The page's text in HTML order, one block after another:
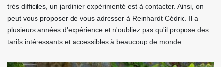
très difficiles, un jardinier expérimenté est à contacter. Ainsi, on
peut vous proposer de vous adresser à Reinhardt Cédric. Il a
plusieurs années d'expérience et n'oubliez pas qu'il propose des
tarifs intéressants et accessibles à beaucoup de monde.